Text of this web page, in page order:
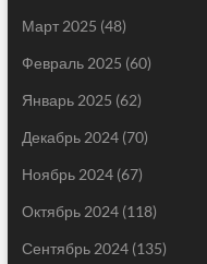
Март 2025 (48)
Февраль 2025 (60)
Январь 2025 (62)
Декабрь 2024(70)
Ноябрь 2024(67)
Октябрь 2024(118)
Сентябрь 2024(135)